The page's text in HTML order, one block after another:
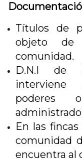
Títulos de
objeto
comunidad.
D.N.I de
interviene
poderes
En las
comunidad
encuentra al